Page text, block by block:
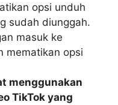
opsi unduh
sudah diunggah.
masuk ke
mematikan opsi
menggunakan
TikTok yang